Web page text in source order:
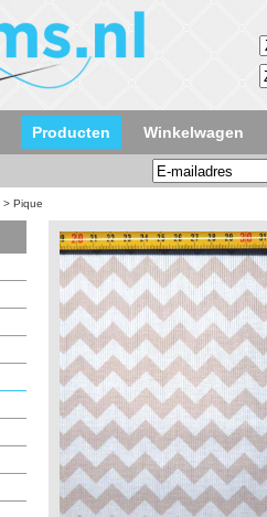
Producten Winkelwagen
> Pique